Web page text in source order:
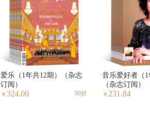
爱乐（1年共12期）（杂志
订阅）
￥ 324.00 90折
音乐爱好者（1
（杂志订阅）
￥ 231.84